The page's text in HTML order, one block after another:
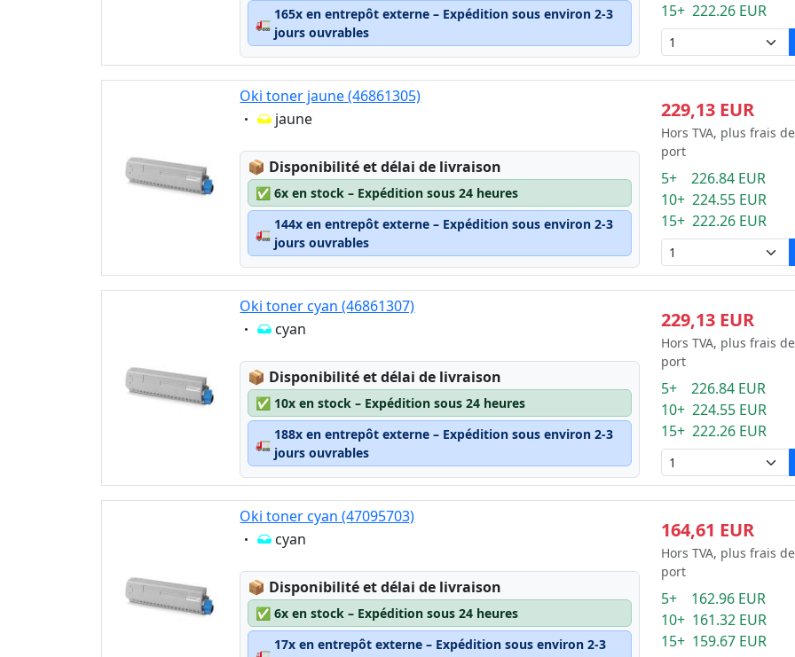
🚛
165x en entrepôt externe – Expédition sous environ 2-3
jours ouvrables
15+ 222.26 EUR
Oki toner jaune (46861305)
Eigenschaft:
jaune
📦 Lagerstatus:
Disponibilité et délai de livraison
✅ 6x en stock – Expédition sous 24 heures
🚛
144x en entrepôt externe – Expédition sous environ 2-3
jours ouvrables
229,13 EUR
Hors TVA, plus frais de
port
5+ 226.84 EUR
10+ 224.55 EUR
15+ 222.26 EUR
Oki toner cyan (46861307)
Eigenschaft:
cyan
📦 Lagerstatus:
Disponibilité et délai de livraison
✅ 10x en stock – Expédition sous 24 heures
🚛
188x en entrepôt externe – Expédition sous environ 2-3
jours ouvrables
229,13 EUR
Hors TVA, plus frais de
port
5+ 226.84 EUR
10+ 224.55 EUR
15+ 222.26 EUR
Oki toner cyan (47095703)
Eigenschaft:
cyan
📦 Lagerstatus:
Disponibilité et délai de livraison
✅ 6x en stock – Expédition sous 24 heures
🚛
17x en entrepôt externe – Expédition sous environ 2-3
164,61 EUR
Hors TVA, plus frais de
port
5+ 162.96 EUR
10+ 161.32 EUR
15+ 159.67 EUR